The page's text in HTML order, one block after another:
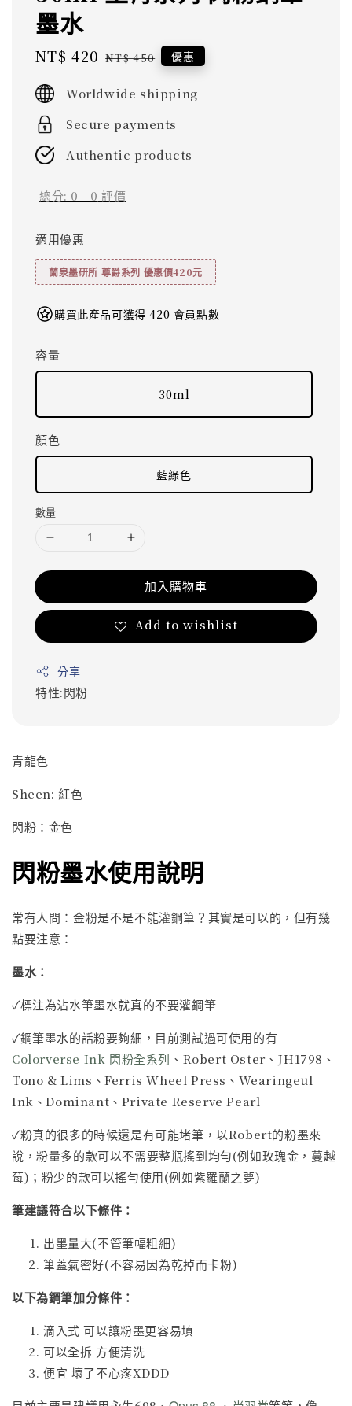
墨水
Sale
NT$ 420 Regular
NT$ 450 優惠
Worldwide shipping
Secure payments
Authentic products
總分: 0 - 0 評價
適用優惠
蘭泉墨研所 尊爵系列 優惠價420元
購買此產品可獲得 420 會員點數
容量
30ml
顏色
藍綠色
數量
加入購物車
Add to wishlist
分享
特性:閃粉
青龍色
Sheen: 紅色
閃粉：金色
閃粉墨水使用說明
常有人問：金粉是不是不能灌鋼筆？其實是可以的，但有幾
點要注意：
墨水：
✓標注為沾水筆墨水就真的不要灌鋼筆
✓鋼筆墨水的話粉要夠細，目前測試過可使用的有
Colorverse Ink 閃粉全系列 、 Robert Oster、 JH1798 、
Tono & Lims 、Ferris Wheel Press 、 Wearingeul
Ink 、Dominant、Private Reserve Pearl
✓粉真的很多的時候還是有可能堵筆，以Robert的粉墨來
說，粉量多的款可以不需要整瓶搖到均勻(例如玫瑰金，蔓越
莓)；粉少的款可以搖勻使用(例如紫羅蘭之夢)
筆建議符合以下條件：
出墨量大(不管筆幅粗細)
筆蓋氣密好(不容易因為乾掉而卡粉)
以下為鋼筆加分條件：
滴入式 可以讓粉墨更容易填
可以全拆 方便清洗
便宜 壞了不心疼XDDD